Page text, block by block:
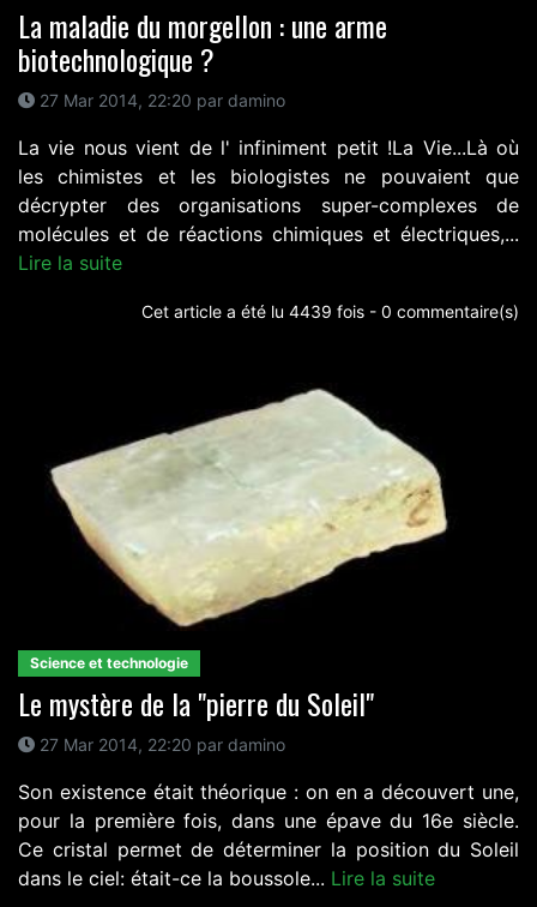
La maladie du morgellon : une arme
biotechnologique ?
27 Mar 2014, 22:20 par damino
La vie nous vient de l' infiniment petit !La Vie...Là où
les chimistes et les biologistes ne pouvaient que
décrypter des organisations super-complexes de
molécules et de réactions chimiques et électriques,...
Lire la suite
Cet article a été lu 4439 fois - 0 commentaire(s)
Science et technologie
Le mystère de la "pierre du Soleil"
27 Mar 2014, 22:20 par damino
Son existence était théorique : on en a découvert une,
pour la première fois, dans une épave du 16e siècle.
Ce cristal permet de déterminer la position du Soleil
dans le ciel: était-ce la boussole... Lire la suite